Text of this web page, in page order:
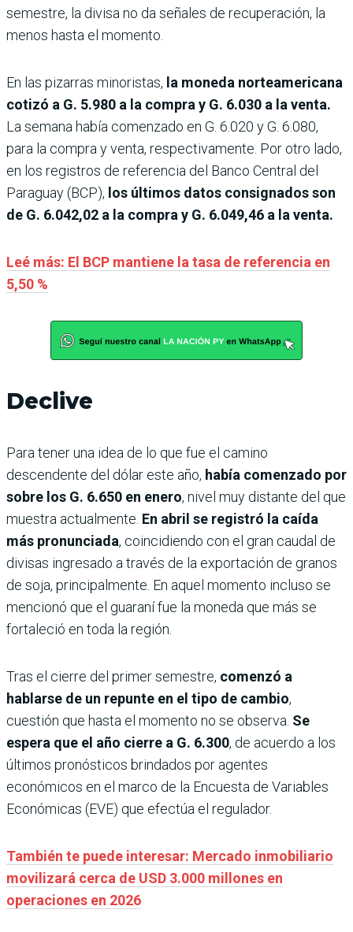
semestre, la divisa no da señales de recuperación, la
menos hasta el momento.
En las pizarras minoristas, la moneda norteamericana
cotizó a G. 5.980 a la compra y G. 6.030 a la venta.
La semana había comenzado en G. 6.020 y G. 6.080,
para la compra y venta, respectivamente. Por otro lado,
en los registros de referencia del Banco Central del
Paraguay (BCP), los últimos datos consignados son
de G. 6.042,02 a la compra y G. 6.049,46 a la venta.
Leé más: El BCP mantiene la tasa de referencia en
5,50 %
Declive
Para tener una idea de lo que fue el camino
descendente del dólar este año, había comenzado por
sobre los G. 6.650 en enero, nivel muy distante del que
muestra actualmente. En abril se registró la caída
más pronunciada, coincidiendo con el gran caudal de
divisas ingresado a través de la exportación de granos
de soja, principalmente. En aquel momento incluso se
mencionó que el guaraní fue la moneda que más se
fortaleció en toda la región.
Tras el cierre del primer semestre, comenzó a
hablarse de un repunte en el tipo de cambio,
cuestión que hasta el momento no se observa. Se
espera que el año cierre a G. 6.300, de acuerdo a los
últimos pronósticos brindados por agentes
económicos en el marco de la Encuesta de Variables
Económicas (EVE) que efectúa el regulador.
También te puede interesar: Mercado inmobiliario
movilizará cerca de USD 3.000 millones en
operaciones en 2026